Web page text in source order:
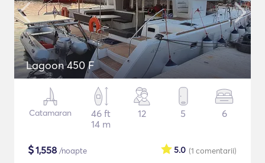
Lagoon 450 F
Catamaran
46 ft
14 m
12 5 6
$1,558 /noapte (1 comentarii)
5.0